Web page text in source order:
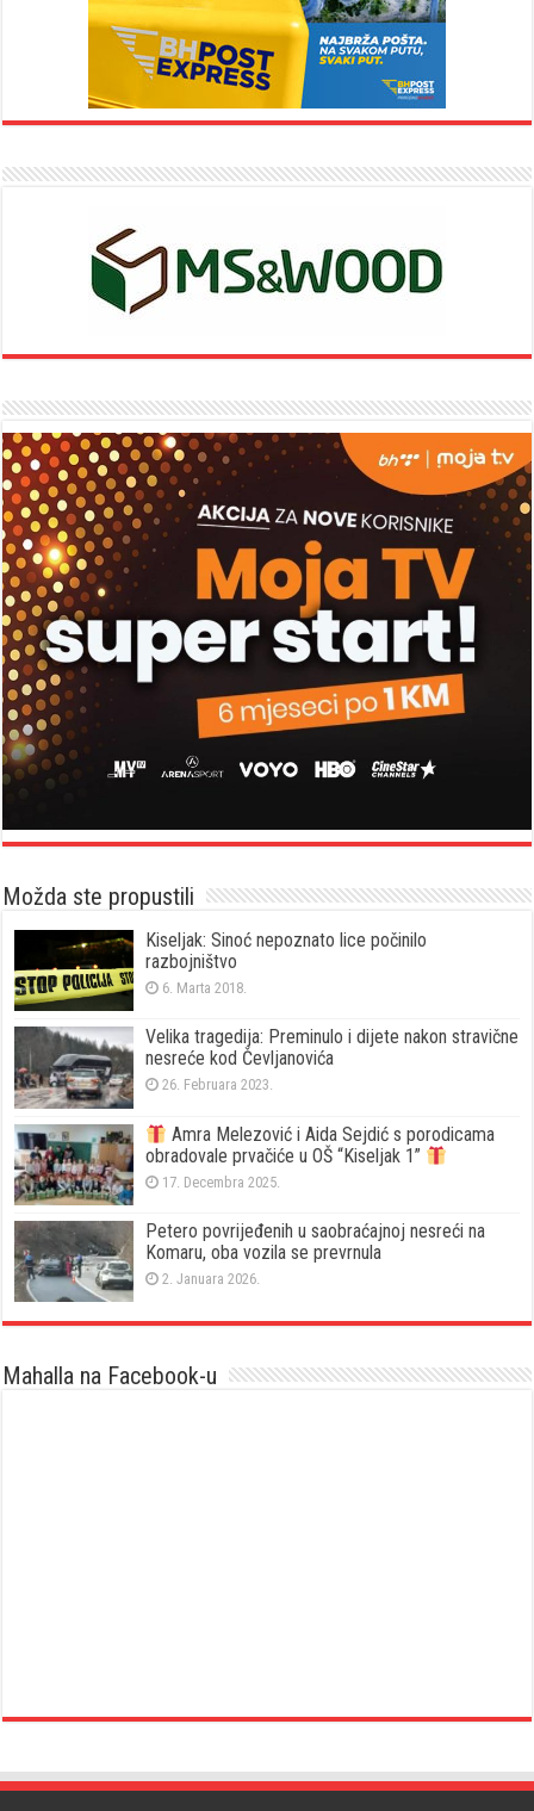
Možda ste propustili
Kiseljak: Sinoć nepoznato lice počinilo
razbojništvo
6. Marta 2018.
Velika tragedija: Preminulo i dijete nakon stravične
nesreće kod Čevljanovića
26. Februara 2023.
Amra Melezović i Aida Sejdić s porodicama
obradovale prvačiće u OŠ “Kiseljak 1”
17. Decembra 2025.
Petero povrijeđenih u saobraćajnoj nesreći na
Komaru, oba vozila se prevrnula
2. Januara 2026.
Mahalla na Facebook-u